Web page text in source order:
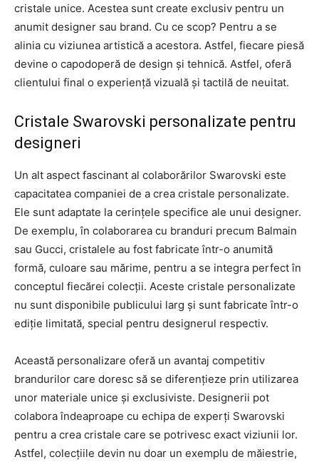
cristale unice. Acestea sunt create exclusiv pentru un
anumit designer sau brand. Cu ce scop? Pentru a se
alinia cu viziunea artistică a acestora. Astfel, fiecare piesă
devine o capodoperă de design și tehnică. Astfel, oferă
clientului final o experiență vizuală și tactilă de neuitat.
Cristale Swarovski personalizate pentru
designeri
Un alt aspect fascinant al colaborărilor Swarovski este
capacitatea companiei de a crea cristale personalizate.
Ele sunt adaptate la cerințele specifice ale unui designer.
De exemplu, în colaborarea cu branduri precum Balmain
sau Gucci, cristalele au fost fabricate într-o anumită
formă, culoare sau mărime, pentru a se integra perfect în
conceptul fiecărei colecții. Aceste cristale personalizate
nu sunt disponibile publicului larg și sunt fabricate într-o
ediție limitată, special pentru designerul respectiv.
Această personalizare oferă un avantaj competitiv
brandurilor care doresc să se diferențieze prin utilizarea
unor materiale unice și exclusiviste. Designerii pot
colabora îndeaproape cu echipa de experți Swarovski
pentru a crea cristale care se potrivesc exact viziunii lor.
Astfel, colecțiile devin nu doar un exemplu de măiestrie,